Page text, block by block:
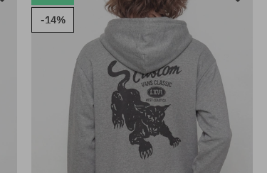
-14%